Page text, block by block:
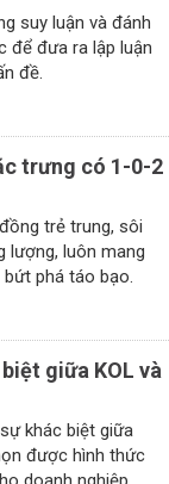
suy luận và đánh
để đưa ra lập luận
trưng có 1-0-2
trẻ trung, sôi
lượng, luôn mang
giữa KOL và
khác biệt giữa
được hình thức